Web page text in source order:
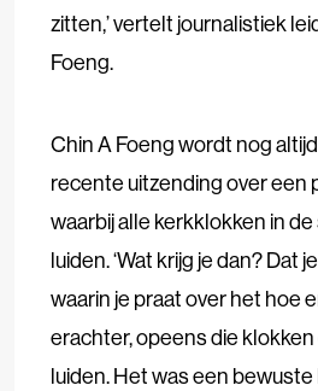
zitten,’ vertelt journalistiek
Foeng.
Chin A Foeng wordt nog
recente uitzending over een
waarbij alle kerkklokken in
luiden. ‘Wat krijg je dan? Dat
waarin je praat over het hoe
erachter, opeens die
luiden. Het was een